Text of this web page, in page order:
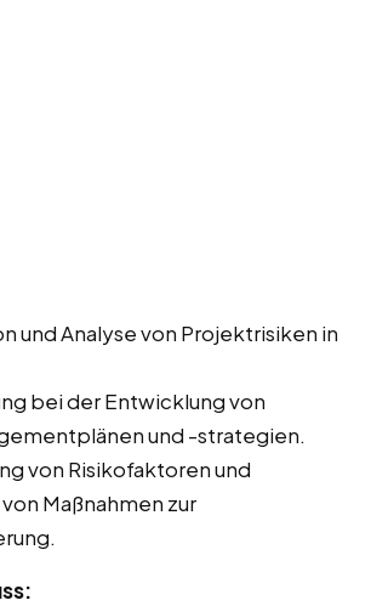
und Analyse von Projektrisiken in
bei der Entwicklung von
und -strategien.
von Risikofaktoren und
Maßnahmen zur